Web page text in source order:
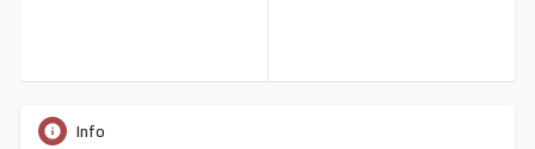
Info